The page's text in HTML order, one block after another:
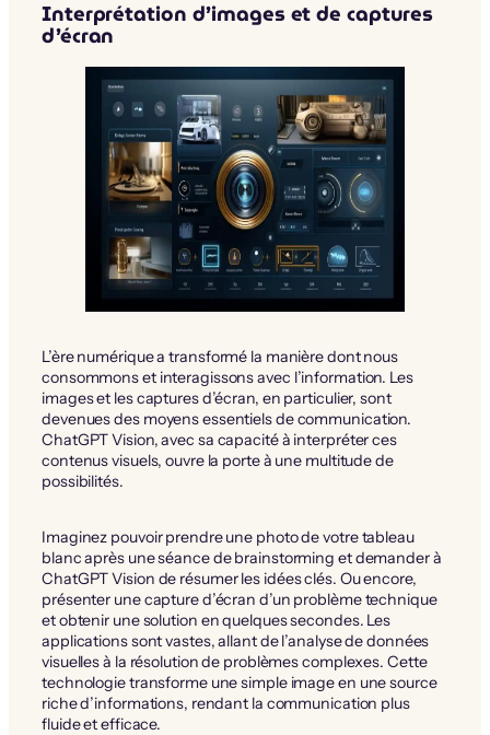
Interprétation d’images et de captures
d’écran
L’ère numérique a transformé la manière dont nous
consommons et interagissons avec l’information. Les
images et les captures d’écran, en particulier, sont
devenues des moyens essentiels de communication.
ChatGPT Vision, avec sa capacité à interpréter ces
contenus visuels, ouvre la porte à une multitude de
possibilités.
Imaginez pouvoir prendre une photo de votre tableau
blanc après une séance de brainstorming et demander à
ChatGPT Vision de résumer les idées clés. Ou encore,
présenter une capture d’écran d’un problème technique
et obtenir une solution en quelques secondes. Les
applications sont vastes, allant de l’analyse de données
visuelles à la résolution de problèmes complexes. Cette
technologie transforme une simple image en une source
riche d’informations, rendant la communication plus
fluide et efficace.